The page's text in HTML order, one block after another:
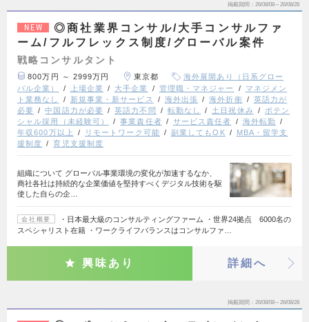
掲載期間 26/08/08～26/08/28
NEW
◎商社業界コンサル/大手コンサルファ
ーム/フルフレックス制度/グローバル案件
戦略コンサルタント
800万円 ～ 2999万円 東京都
海外展開あり（日系グロー
バル企業）
上場企業 大手企業 管理職・マネジャー
マネジメン
ト業務なし
新規事業・新サービス 海外出張 海外折衝
英語力が
必要
中国語力が必要 英語力不問 転勤なし 土日祝休み
ポテン
シャル採用（未経験可）
事業責任者 サービス責任者
海外転勤
年収600万以上
リモートワーク可能 副業してもOK
MBA・留学支
援制度
育児支援制度
組織について グローバル事業環境の変化が加速するなか、
商社各社は持続的な企業価値を堅持すべくデジタル技術を駆
使した自らの企…
会社概要
・日本最大級のコンサルティングファーム ・世界24拠点 6000名の
スペシャリスト在籍 ・ワークライフバランスはコンサルファ…
興味あり 詳細へ
掲載期間 26/08/08～26/08/28